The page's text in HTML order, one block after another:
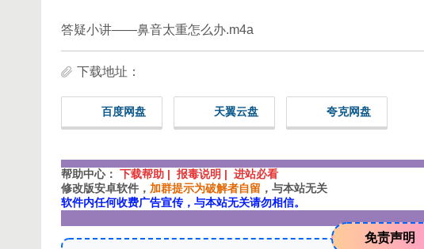
答疑小讲——鼻音太重怎么办.m4a
下载地址：
百度网盘 天翼云盘 夸克网盘
帮助中心： 下载帮助 | 报毒说明 | 进站必看
修改版安卓软件， 加群提示为破解者自留 ，与本站无关
软件内任何收费广告宣传，与本站无关请勿相信。
免责声明